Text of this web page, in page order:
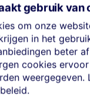
gebruik van
om onze
in het
beter
cookies
weergegeven.